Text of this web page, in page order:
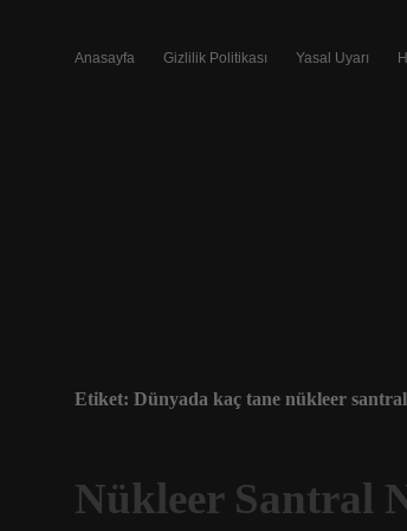
Anasayfa Gizlilik Politikası Yasal Uyarı
Etiket: Dünyada kaç tane nükleer
Nükleer Santral